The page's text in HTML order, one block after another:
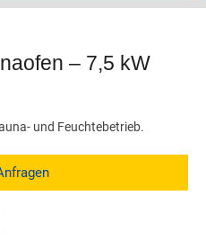
– 7,5 kW
und Feuchtebetrieb.